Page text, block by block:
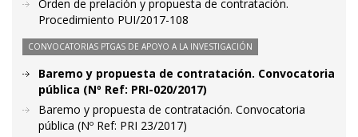
Orden de prelación y propuesta de contratación.
Procedimiento PUI/2017-108
CONVOCATORIAS PTGAS DE APOYO A LA INVESTIGACIÓN
Baremo y propuesta de contratación. Convocatoria
pública (Nº Ref: PRI-020/2017)
Baremo y propuesta de contratación. Convocatoria
pública (Nº Ref: PRI 23/2017)